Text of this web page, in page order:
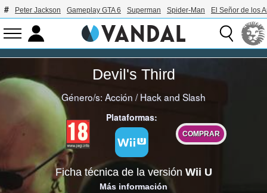
Peter Jackson Gameplay GTA 6 Superman Spider-Man El Señor de los
Devil's Third
Género/s:Acción /Hack and Slash
Plataformas:
COMPRAR
Ficha técnica de la versión Wii U
Más información